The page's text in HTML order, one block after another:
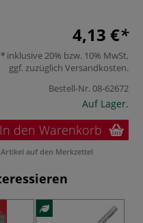
4,13 €
inklusive 20% bzw. 10% MwSt,
ggf. zuzüglich Versandkosten.
Bestell-Nr.08-62672
Auf Lager.
In den Warenkorb
Artikel auf den Merkzettel